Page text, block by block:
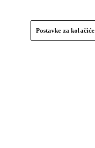
Postavke za kolačiće